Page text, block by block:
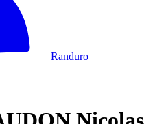
Randuro